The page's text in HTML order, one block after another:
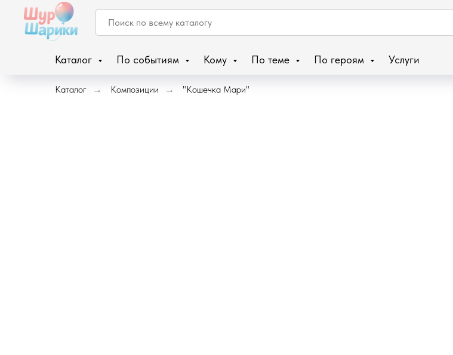
Каталог По событиям Кому По теме По героям Услуги
Каталог → Композиции → "Кошечка Мари"